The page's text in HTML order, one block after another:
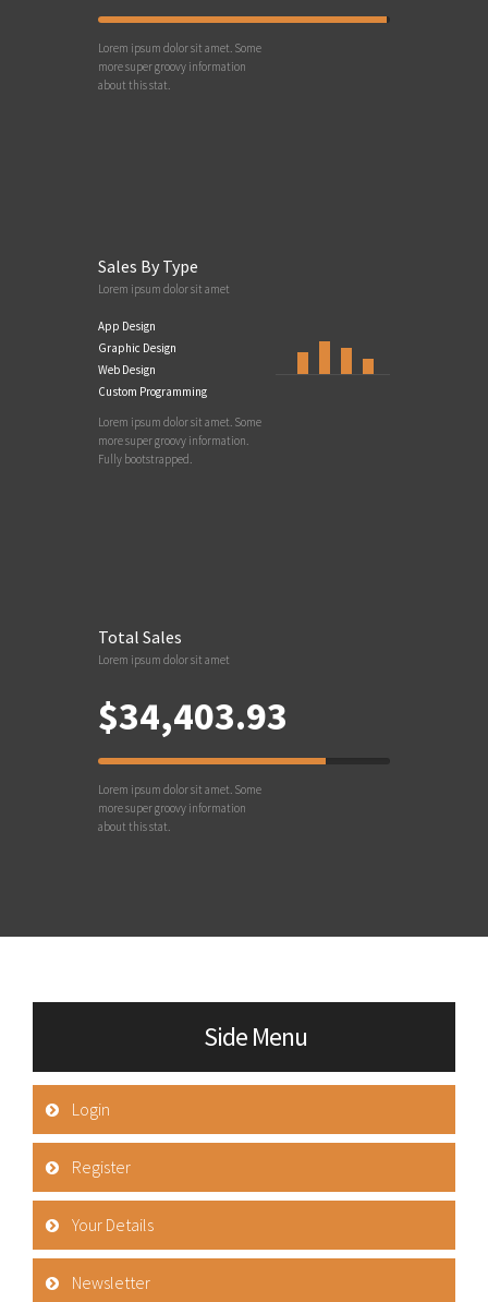
Lorem ipsum dolor sit amet. Some
more super groovy information
about this stat.
Sales By Type
Lorem ipsum dolor sit amet
App Design
Graphic Design
Web Design
Custom Programming
Lorem ipsum dolor sit amet. Some
more super groovy information.
Fully bootstrapped.
Total Sales
Lorem ipsum dolor sit amet
$34,403.93
Lorem ipsum dolor sit amet. Some
more super groovy information
about this stat.
Side Menu
Login
Register
Your Details
Newsletter